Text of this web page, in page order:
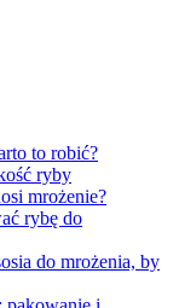
to robić?
ryby
mrożenie?
rybę do
do mrożenia, by